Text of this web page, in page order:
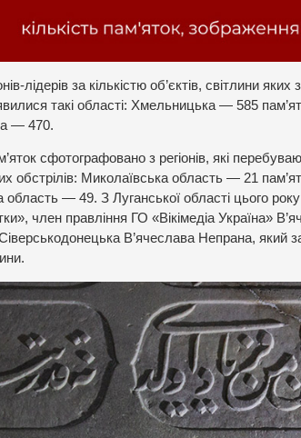
лідерів за кількістю об’єктів, світлини
такі області: Хмельницька — 585
— 470.
сфотографовано з регіонів, які
обстрілів: Миколаївська область — 21
— 49. З Луганської області цього
член правління ГО «Вікімедіа Україна»
В’ячеслава Непрана, який